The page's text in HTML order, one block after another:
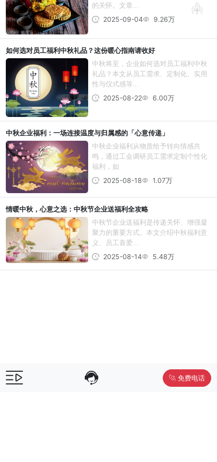
的关怀。文章...
2025-09-04
9.26万
如何选对员工福利中秋礼品？这份暖心指南请收好
中秋将至，企业如何选对员工福利中秋
礼品？本文从员工需求、定制化、实用
性与仪式感等...
2025-08-22
6.00万
中秋企业福利：一场连接温度与归属感的「心意传递」
中秋企业福利从物质给予转向情感共
鸣，通过工会调研员工需求定制个性化
福利，如
2025-08-18
1.07万
情暖中秋，心意之选：中秋节企业送福利全攻略
中秋节企业送福利是传递关怀、增强凝
聚力的重要方式。本文介绍中秋福利意
义、员工喜爱...
2025-08-14
5.48万
免费电话